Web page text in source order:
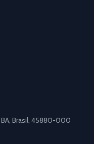
Brasil, 45880-000